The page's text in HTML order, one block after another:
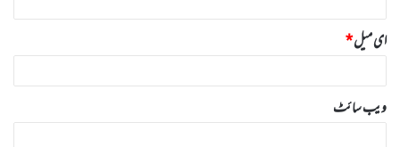
ای میل*
ویب‌ سائٹ